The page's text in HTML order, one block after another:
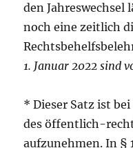
den Jahreswechsel
noch eine zeitlich
1. Januar 2022 sind
* Dieser Satz ist
des öffentlich-
aufzunehmen. In §